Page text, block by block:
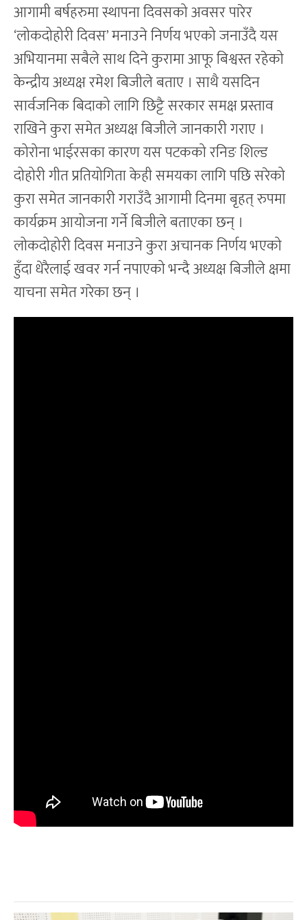
आगामी बर्षहरुमा स्थापना दिवसको अवसर पारेर
‘लोकदोहोरी दिवस’ मनाउने निर्णय भएको जनाउँदै यस
अभियानमा सबैले साथ दिने कुरामा आफू बिश्वस्त रहेको
केन्द्रीय अध्यक्ष रमेश बिजीले बताए । साथै यसदिन
सार्वजनिक बिदाको लागि छिट्टै सरकार समक्ष प्रस्ताव
राखिने कुरा समेत अध्यक्ष बिजीले जानकारी गराए ।
कोरोना भाईरसका कारण यस पटकको रनिङ शिल्ड
दोहोरी गीत प्रतियोगिता केही समयका लागि पछि सरेको
कुरा समेत जानकारी गराउँदै आगामी दिनमा बृहत् रुपमा
कार्यक्रम आयोजना गर्ने बिजीले बताएका छन् ।
लोकदोहोरी दिवस मनाउने कुरा अचानक निर्णय भएको
हुँदा धेरैलाई खवर गर्न नपाएको भन्दै अध्यक्ष बिजीले क्षमा
याचना समेत गरेका छन् ।